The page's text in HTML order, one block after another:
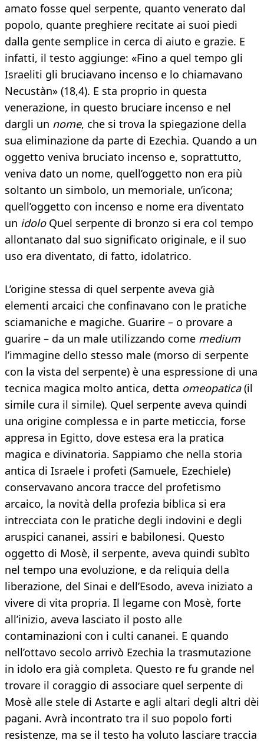
amato fosse quel serpente, quanto venerato dal
popolo, quante preghiere recitate ai suoi piedi
dalla gente semplice in cerca di aiuto e grazie. E
infatti, il testo aggiunge: «Fino a quel tempo gli
Israeliti gli bruciavano incenso e lo chiamavano
Necustàn» (18,4). E sta proprio in questa
venerazione, in questo bruciare incenso e nel
dargli un nome, che si trova la spiegazione della
sua eliminazione da parte di Ezechia. Quando a un
oggetto veniva bruciato incenso e, soprattutto,
veniva dato un nome, quell’oggetto non era più
soltanto un simbolo, un memoriale, un’icona;
quell’oggetto con incenso e nome era diventato
un idoloQuel serpente di bronzo si era col tempo
allontanato dal suo significato originale, e il suo
uso era diventato, di fatto, idolatrico.
L’origine stessa di quel serpente aveva già
elementi arcaici che confinavano con le pratiche
sciamaniche e magiche. Guarire – o provare a
guarire – da un male utilizzando come medium
l’immagine dello stesso male (morso di serpente
con la vista del serpente) è una espressione di una
tecnica magica molto antica, detta omeopatica(il
simile cura il simile). Quel serpente aveva quindi
una origine complessa e in parte meticcia, forse
appresa in Egitto, dove estesa era la pratica
magica e divinatoria. Sappiamo che nella storia
antica di Israele i profeti (Samuele, Ezechiele)
conservavano ancora tracce del profetismo
arcaico, la novità della profezia biblica si era
intrecciata con le pratiche degli indovini e degli
aruspici cananei, assiri e babilonesi. Questo
oggetto di Mosè, il serpente, aveva quindi subìto
nel tempo una evoluzione, e da reliquia della
liberazione, del Sinai e dell’Esodo, aveva iniziato a
vivere di vita propria. Il legame con Mosè, forte
all’inizio, aveva lasciato il posto alle
contaminazioni con i culti cananei. E quando
nell’ottavo secolo arrivò Ezechia la trasmutazione
in idolo era già completa. Questo re fu grande nel
trovare il coraggio di associare quel serpente di
Mosè alle stele di Astarte e agli altari degli altri dèi
pagani. Avrà incontrato tra il suo popolo forti
resistenze, ma se il testo ha voluto lasciare traccia